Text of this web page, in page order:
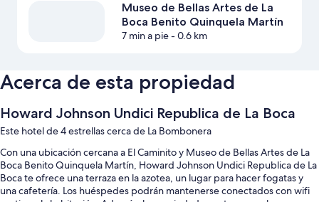
Museo de Bellas Artes de La
Boca Benito Quinquela Martín
7 min a pie- 0.6 km
Acerca de esta propiedad
Howard Johnson Undici Republica de La Boca
Este hotel de 4 estrellas cerca de La Bombonera
Con una ubicación cercana a El Caminito y Museo de Bellas Artes de La
Boca Benito Quinquela Martín, Howard Johnson Undici Republica de La
Boca te ofrece una terraza en la azotea, un lugar para hacer fogatas y
una cafetería. Los huéspedes podrán mantenerse conectados con wifi